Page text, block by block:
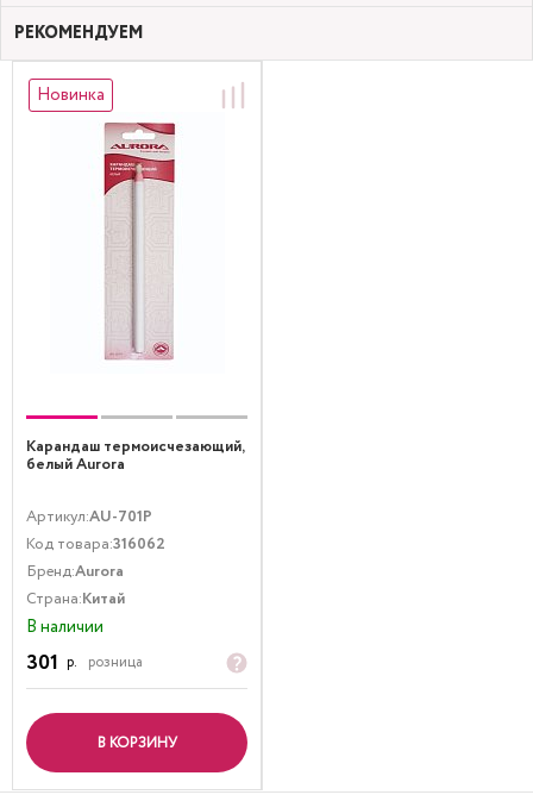
РЕКОМЕНДУЕМ
Новинка
Карандаш термоисчезающий,
белый Aurora
Артикул:AU-701P
Код товара:316062
Бренд:Aurora
Страна:Китай
В наличии
301 р. розница
В КОРЗИНУ